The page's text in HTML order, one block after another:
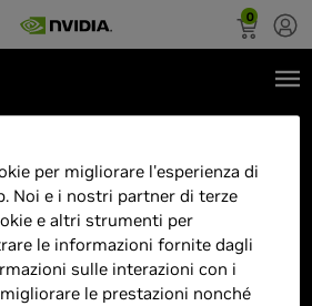
0
HD, IPS, 144Hz,
16GB RAM,
RTX 4060,
per migliorare l'esperienza di
Noi e i nostri partner di terze
e altri strumenti per
le informazioni fornite dagli
sulle interazioni con i
le prestazioni nonché